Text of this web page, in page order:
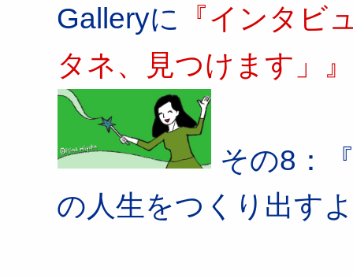
Galleryに 『インタビ
タネ、見つけます」』
その8：
の人生をつくり出す